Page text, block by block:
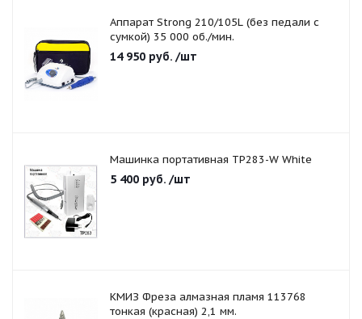
Аппарат Strong 210/105L (без педали с
сумкой) 35 000 об./мин.
14 950 руб. /шт
Машинка портативная TP283-W White
5 400 руб. /шт
КМИЗ Фреза алмазная пламя 113768
тонкая (красная) 2,1 мм.